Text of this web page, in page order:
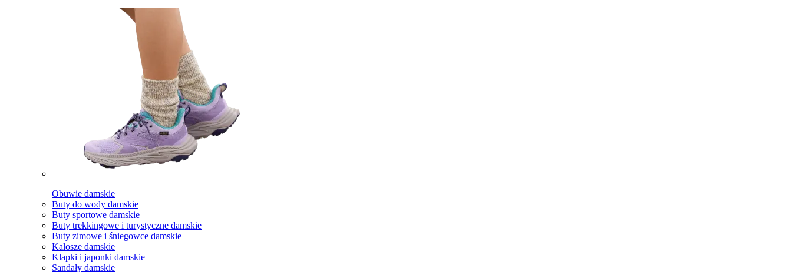
Obuwie damskie
Buty do wody damskie
Buty sportowe damskie
Buty trekkingowe i turystyczne damskie
Buty zimowe i śniegowce damskie
Kalosze damskie
Klapki i japonki damskie
Sandały damskie